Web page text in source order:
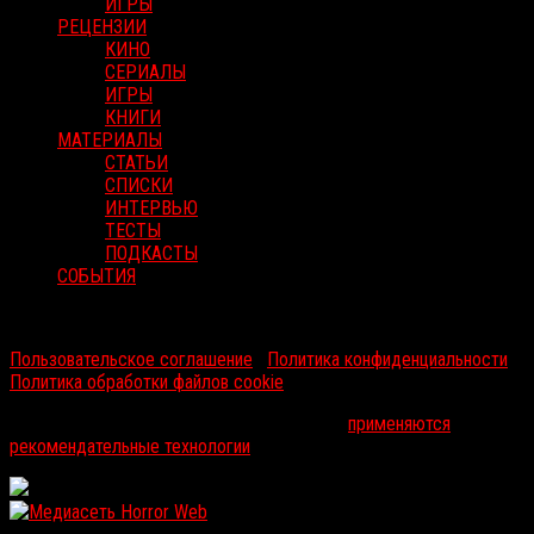
РЕЦЕНЗИИ
КИНО
СЕРИАЛЫ
ИГРЫ
КНИГИ
МАТЕРИАЛЫ
СТАТЬИ
СПИСКИ
ИНТЕРВЬЮ
ТЕСТЫ
ПОДКАСТЫ
СОБЫТИЯ
Пользовательское соглашение
Политика конфиденциальности
Политика обработки файлов cookie
применяются
рекомендательные технологии